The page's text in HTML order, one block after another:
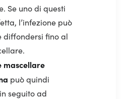
Se uno di questi
l’infezione può
diffondersi fino al
mascellare
può quindi
seguito ad